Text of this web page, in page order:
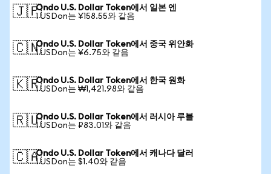
🇯🇵Ondo U.S. Dollar Token에서 일본 엔
1 USDon는 ¥158.55와 같음
🇨🇳Ondo U.S. Dollar Token에서 중국 위안화
1 USDon는 ¥6.75와 같음
🇰🇷Ondo U.S. Dollar Token에서 한국 원화
1 USDon는 ₩1,421.98와 같음
🇷🇺Ondo U.S. Dollar Token에서 러시아 루블
1 USDon는 ₽83.01와 같음
🇨🇦Ondo U.S. Dollar Token에서 캐나다 달러
1 USDon는 $1.40와 같음